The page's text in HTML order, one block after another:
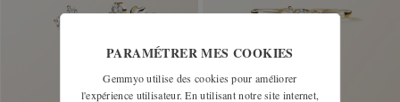
PARAMÉTRER MES COOKIES
Gemmyo utilise des cookies pour améliorer
l'expérience utilisateur. En utilisant notre site internet,